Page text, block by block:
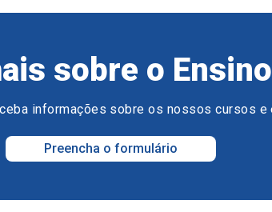
sobre o
informações sobre os nossos cursos e
Preencha o formulário